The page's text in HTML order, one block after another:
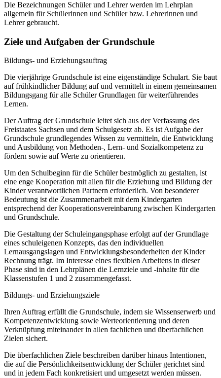
Die Bezeichnungen Schüler und Lehrer werden im Lehrplan
allgemein für Schülerinnen und Schüler bzw. Lehrerinnen und
Lehrer gebraucht.
Ziele und Aufgaben der Grundschule
Bildungs- und Erziehungsauftrag
Die vierjährige Grundschule ist eine eigenständige Schulart. Sie baut
auf frühkindlicher Bildung auf und vermittelt in einem gemeinsamen
Bildungsgang für alle Schüler Grundlagen für weiterführendes
Lernen.
Der Auftrag der Grundschule leitet sich aus der Verfassung des
Freistaates Sachsen und dem Schulgesetz ab. Es ist Aufgabe der
Grundschule grundlegendes Wissen zu vermitteln, die Entwicklung
und Ausbildung von Methoden-, Lern- und Sozialkompetenz zu
fördern sowie auf Werte zu orientieren.
Um den Schulbeginn für die Schüler bestmöglich zu gestalten, ist
eine enge Kooperation mit allen für die Erziehung und Bildung der
Kinder verantwortlichen Partnern erforderlich. Von besonderer
Bedeutung ist die Zusammenarbeit mit dem Kindergarten
entsprechend der Kooperationsvereinbarung zwischen Kindergarten
und Grundschule.
Die Gestaltung der Schuleingangsphase erfolgt auf der Grundlage
eines schuleigenen Konzepts, das den individuellen
Lernausgangslagen und Entwicklungsbesonderheiten der Kinder
Rechnung trägt. Im Interesse eines flexiblen Arbeitens in dieser
Phase sind in den Lehrplänen die Lernziele und -inhalte für die
Klassenstufen 1 und 2 zusammengefasst.
Bildungs- und Erziehungsziele
Ihren Auftrag erfüllt die Grundschule, indem sie Wissenserwerb und
Kompetenzentwicklung sowie Werteorientierung und deren
Verknüpfung miteinander in allen fachlichen und überfachlichen
Zielen sichert.
Die überfachlichen Ziele beschreiben darüber hinaus Intentionen,
die auf die Persönlichkeitsentwicklung der Schüler gerichtet sind
und in jedem Fach konkretisiert und umgesetzt werden müssen.